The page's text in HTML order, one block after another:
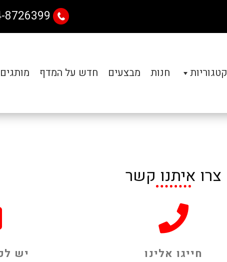
8726399
קטגוריות חנות מבצעים חדש על המדף
צרו איתנו קשר
חייגו אלינו יש